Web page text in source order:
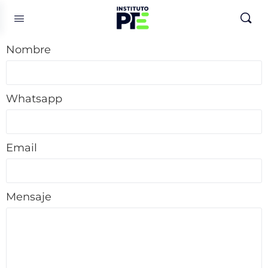
Nombre
Whatsapp
Email
Mensaje